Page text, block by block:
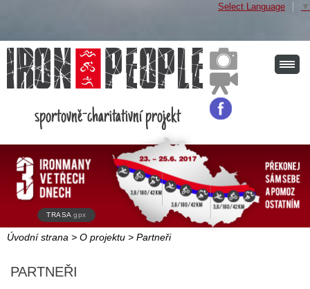
Select Language ▼
sportovně-charitativní projekt
TRASAgpx
Úvodní strana > O projektu > Partneři
PARTNEŘI